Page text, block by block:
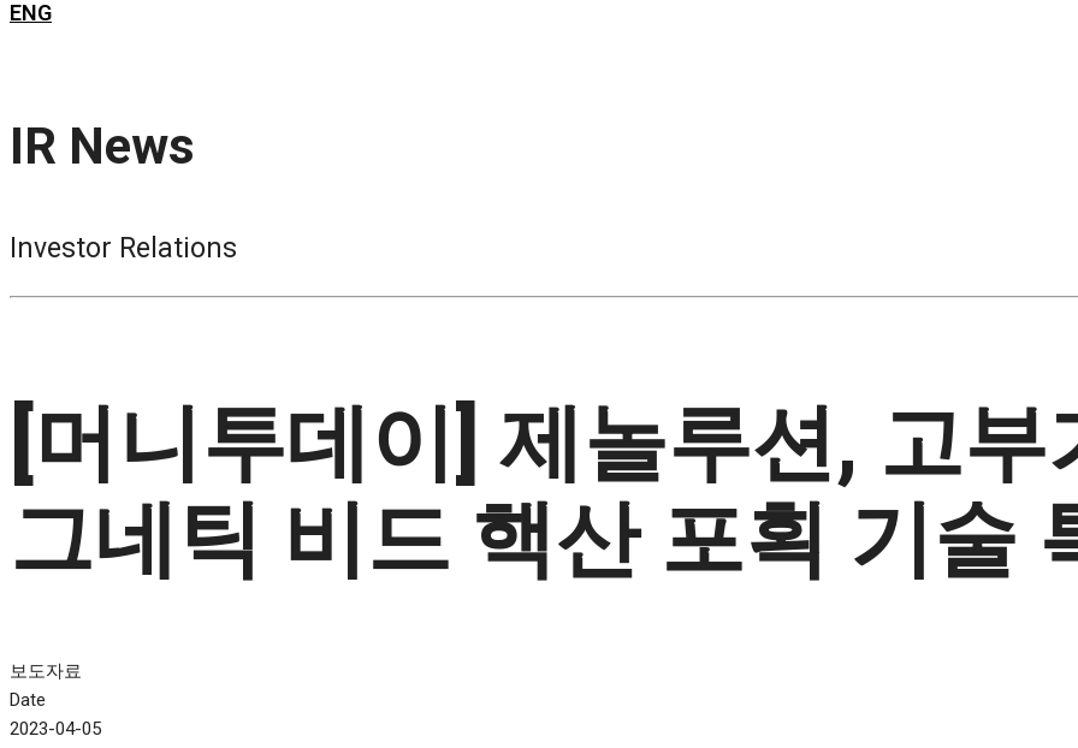
ENG
IR News
Investor Relations
[머니투데이] 제놀루션, 고
그네틱 비드 핵산 포획 기술
보도자료
Date
2023-04-05